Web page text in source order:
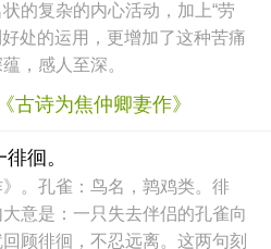
的复杂的内心活动，加上“劳
好处的运用，更增加了这种苦痛
，感人至深。
古诗为焦仲卿妻作》
徊。
。孔雀：鸟名，鹑鸡类。徘
意是：一只失去伴侣的孔雀向
顾徘徊，不忍远离。这两句刻